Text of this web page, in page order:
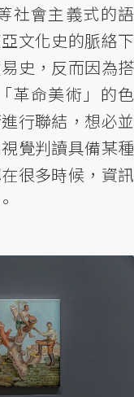
社會主義式的語
文化史的脈絡下
史，反而因為搭
革命美術」的色
行聯結，想必並
覺判讀具備某種
很多時候，資訊